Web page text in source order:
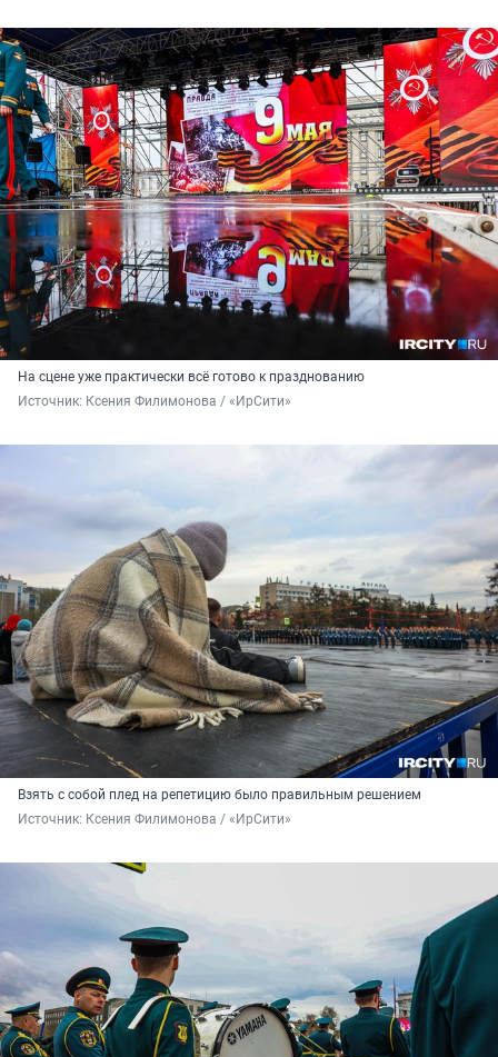
На сцене уже практически всё готово к празднованию
Источник: Ксения Филимонова / «ИрСити»
Взять с собой плед на репетицию было правильным решением
Источник: Ксения Филимонова / «ИрСити»